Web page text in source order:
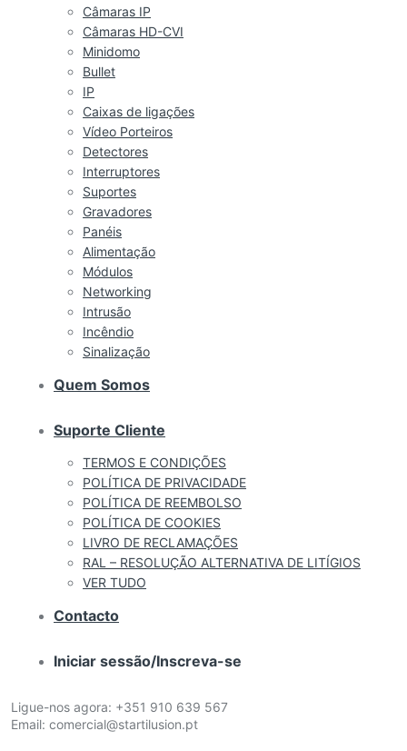
Câmaras IP
Câmaras HD-CVI
Minidomo
Bullet
IP
Caixas de ligações
Vídeo Porteiros
Detectores
Interruptores
Suportes
Gravadores
Panéis
Alimentação
Módulos
Networking
Intrusão
Incêndio
Sinalização
Quem Somos
Suporte Cliente
TERMOS E CONDIÇÕES
POLÍTICA DE PRIVACIDADE
POLÍTICA DE REEMBOLSO
POLÍTICA DE COOKIES
LIVRO DE RECLAMAÇÕES
RAL – RESOLUÇÃO ALTERNATIVA DE LITÍGIOS
VER TUDO
Contacto
Iniciar sessão/Inscreva-se
Ligue-nos agora: +351 910 639 567
Email: comercial@startilusion.pt